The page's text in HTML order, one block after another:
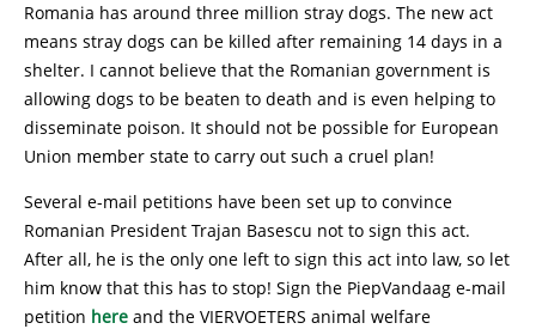
Romania has around three million stray dogs. The new act
means stray dogs can be killed after remaining 14 days in a
shelter. I cannot believe that the Romanian government is
allowing dogs to be beaten to death and is even helping to
disseminate poison. It should not be possible for European
Union member state to carry out such a cruel plan!
Several e-mail petitions have been set up to convince
Romanian President Trajan Basescu not to sign this act.
After all, he is the only one left to sign this act into law, so let
him know that this has to stop! Sign the PiepVandaag e-mail
petition here and the VIERVOETERS animal welfare